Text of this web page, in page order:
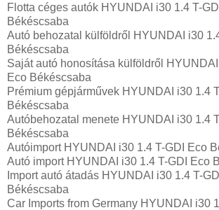
Flotta céges autók HYUNDAI i30 1.4 T-
Békéscsaba
Autó behozatal külföldről HYUNDAI i30
Békéscsaba
Saját autó honosítása külföldről HYUNDAI
Eco Békéscsaba
Prémium gépjárművek HYUNDAI i30 1.4
Békéscsaba
Autóbehozatal menete HYUNDAI i30 1.4
Békéscsaba
Autóimport HYUNDAI i30 1.4 T-GDI Eco
Autó import HYUNDAI i30 1.4 T-GDI Eco
Import autó átadás HYUNDAI i30 1.4 T-
Békéscsaba
Car Imports from Germany HYUNDAI i30